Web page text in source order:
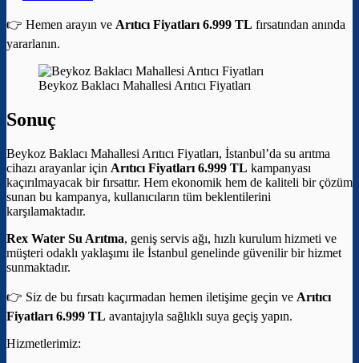
👉 Hemen arayın ve Arıtıcı Fiyatları 6.999 TL fırsatından anında
yararlanın.
Beykoz Baklacı Mahallesi Arıtıcı Fiyatları
Sonuç
Beykoz Baklacı Mahallesi Arıtıcı Fiyatları, İstanbul’da su arıtma
cihazı arayanlar için Arıtıcı Fiyatları 6.999 TL kampanyası
kaçırılmayacak bir fırsattır. Hem ekonomik hem de kaliteli bir çözüm
sunan bu kampanya, kullanıcıların tüm beklentilerini
karşılamaktadır.
Rex Water Su Arıtma, geniş servis ağı, hızlı kurulum hizmeti ve
müşteri odaklı yaklaşımı ile İstanbul genelinde güvenilir bir hizmet
sunmaktadır.
👉 Siz de bu fırsatı kaçırmadan hemen iletişime geçin ve Arıtıcı
Fiyatları 6.999 TL avantajıyla sağlıklı suya geçiş yapın.
Hizmetlerimiz: